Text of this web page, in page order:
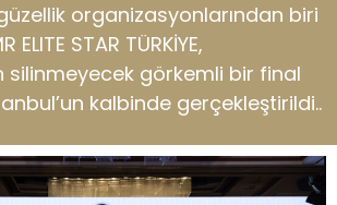
organizasyonlarından biri
ELITE STAR TÜRKİYE,
silinmeyecek görkemli bir final
kalbinde gerçekleştirildi..